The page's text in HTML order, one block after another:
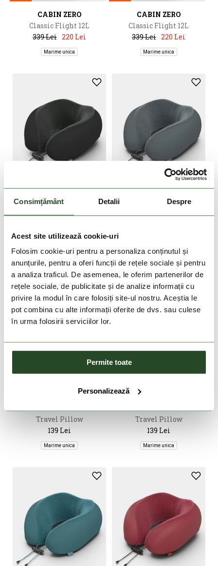
Consimțământ Detalii Despre
Acest site utilizează cookie-uri
Folosim cookie-uri pentru a personaliza conținutul și
anunțurile, pentru a oferi funcții de rețele sociale și pentru
a analiza traficul. De asemenea, le oferim partenerilor de
rețele sociale, de publicitate și de analize informații cu
privire la modul în care folosiți site-ul nostru. Aceștia le
pot combina cu alte informații oferite de dvs. sau culese
în urma folosirii serviciilor lor.
Permite toate
Personalizează
CABIN ZERO
Classic Flight 12L
339 Lei 220 Lei
Marime unica
CABIN ZERO
Classic Flight 12L
339 Lei 220 Lei
Marime unica
139 Lei
Marime unica Marime unica
Travel Pillow
139 Lei
Marime unica
DOAR ONLINE
Travel Pillow
139 Lei
Marime unica